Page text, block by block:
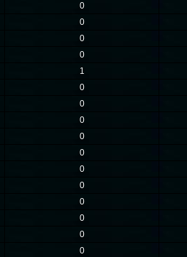
0
0
0
0
1
0
0
0
0
0
0
0
0
0
0
0